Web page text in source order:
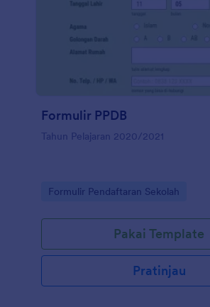
Formulir PPDB
Tahun Pelajaran 2020/2021
Go to Category:
Formulir Pendaftaran Sekolah
Pakai Template
Pratinjau